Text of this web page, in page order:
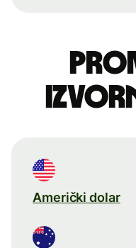
Američki dolar